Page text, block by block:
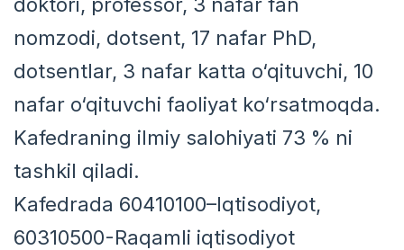
nomzodi, dotsent, 17 nafar PhD,
dotsentlar, 3 nafar katta o‘qituvchi, 10
nafar o‘qituvchi faoliyat ko‘rsatmoqda.
Kafedraning ilmiy salohiyati 73 % ni
tashkil qiladi.
Kafedrada 60410100–Iqtisodiyot,
60310500-Raqamli iqtisodiyot